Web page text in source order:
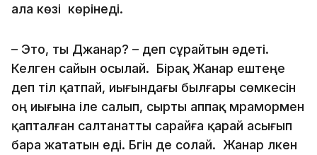
ала көзі көрінеді.
– Это, ты Джанар? – деп сұрайтын әдеті.
Келген сайын осылай. Бірақ Жанар ештеңе
деп тіл қатпай, иығындағы былғары сөмкесін
оң иығына іле салып, сырты аппақ мрамормен
қапталған салтанатты сарайға қарай асығып
бара жататын еді. Бүгін де солай. Жанар үлкен